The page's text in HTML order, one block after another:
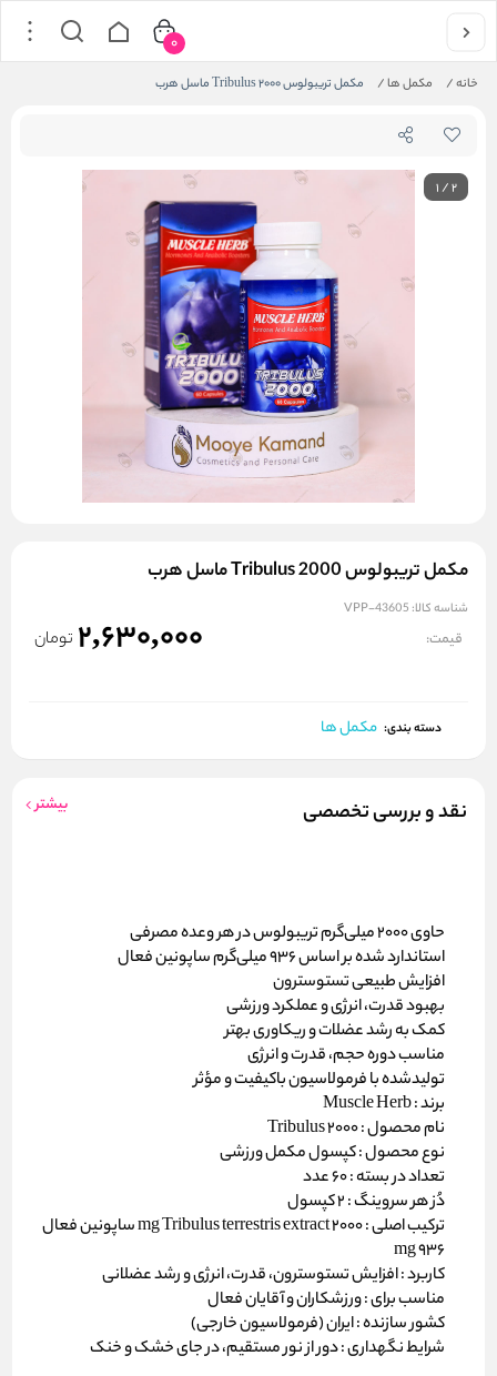
خانه/ مکمل ها/ مکمل تریبولوس Tribulus 2000 ماسل هرب
0
1/2
مکمل تریبولوس Tribulus 2000 ماسل هرب
شناسه کالا: VPP-43605
قیمت: 2,630,000 تومان
دسته بندی: مکمل ها
نقد و بررسی تخصصی بیشتر
حاوی۲۰۰۰ میلی‌گرم تریبولوس
در هر وعده مصرفی
استاندارد شده بر اساس۹۳۶ میلی‌گرم ساپونین فعال
افزایش طبیعی تستوسترون
بهبود قدرت، انرژی و عملکرد ورزشی
کمک به رشد عضلات و ریکاوری بهتر
مناسب دوره حجم، قدرت و انرژی
تولیدشده با فرمولاسیون باکیفیت و مؤثر
برند :
نام محصول :
نوع محصول :کپسول مکمل ورزشی
تعداد در بسته :
دُز هر سروینگ :
ترکیب اصلی :
ساپونین فعال
۹۳۶ mg
کاربرد :افزایش تستوسترون، قدرت، انرژی و رشد عضلانی
مناسب برای :ورزشکاران و آقایان فعال
کشور سازنده :ایران (فرمولاسیون خارجی)
شرایط نگهداری :دور از نور مستقیم، در جای خشک و خنک